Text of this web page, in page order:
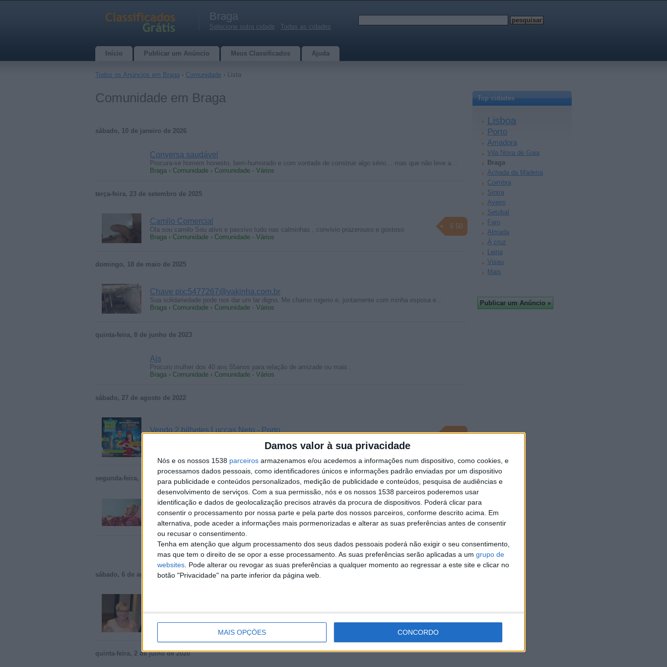
Damos valor à sua privacidade
Nós e os nossos 1538 parceiros armazenamos e/ou acedemos a informações num dispositivo, como cookies, e
processamos dados pessoais, como identificadores únicos e informações padrão enviadas por um dispositivo
para publicidade e conteúdos personalizados, medição de publicidade e conteúdos, pesquisa de audiências e
desenvolvimento de serviços. Com a sua permissão, nós e os nossos 1538 parceiros poderemos usar
identificação e dados de geolocalização precisos através da procura de dispositivos. Poderá clicar para
consentir o processamento por nossa parte e pela parte dos nossos parceiros, conforme descrito acima. Em
alternativa, pode aceder a informações mais pormenorizadas e alterar as suas preferências antes de consentir
ou recusar o consentimento.
Tenha em atenção que algum processamento dos seus dados pessoais poderá não exigir o seu consentimento,
mas que tem o direito de se opor a esse processamento. As suas preferências serão aplicadas a um grupo de
websites . Pode alterar ou revogar as suas preferências a qualquer momento ao regressar a este site e clicar no
botão "Privacidade" na parte inferior da página web.
MAIS OPÇÕES CONCORDO
Braga
Selecione outra cidade Todas as cidades
Início Publicar um Anúncio Meus Classificados Ajuda
Todos os Anúncios em Braga › Comunidade › Lista
Comunidade em Braga
sábado, 10 de janeiro de 2026
Conversa saudável
Procura-se homem honesto, bem-humorado e com vontade de construir algo sério… mas que não leve a…
Braga › Comunidade › Comunidade - Vários
terça-feira, 23 de setembro de 2025
Camilo Comercial
€ 50
Ola sou camilo Sou ativo e passivo tudo nas calminhas , convivio prazerouso e gostoso
Braga › Comunidade › Comunidade - Vários
domingo, 18 de maio de 2025
Chave pix:5477267@vakinha.com.br
Sua solidariedade pode nos dar um lar digno. Me chamo rogerio e, juntamente com minha esposa e…
Braga › Comunidade › Comunidade - Vários
quinta-feira, 8 de junho de 2023
Ajs
Procuro mulher dos 40 aos 55anos para relação de amizade ou mais .
Braga › Comunidade › Comunidade - Vários
sábado, 27 de agosto de 2022
Vendo 2 bilhetes Luccas Neto - Porto
€ 60
segunda-feira, 15 de agosto de 2022
Quero dar meu legado a alguém
€ 285.000
Olá. , meu nome é Bernadette Manca, nascida em 28/07/55, de nacionalidade francesa.
espero que você…
Braga › Comunidade › Comunidade - Vários
sábado, 6 de agosto de 2022
Olá, chamo-me Clodine Rudi, sou proprietária de uma empresa que importa tomates enlatados na…
Braga › Comunidade › Voluntários
quinta-feira, 2 de julho de 2020
Top cidades
Lisboa
Porto
Amadora
Vila Nova de Gaia
Braga
Achada da Madeira
Coimbra
Sintra
Aveiro
Setúbal
Faro
Almada
À cruz
Leiria
Viseu
Mais